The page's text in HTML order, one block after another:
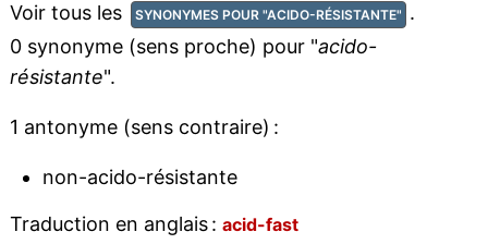
Voir tous les SYNONYMES POUR "ACIDO-RÉSISTANTE" .
0 synonyme (sens proche) pour "acido-
résistante".
1 antonyme (sens contraire) :
non-acido-résistante
Traduction en anglais : acid-fast